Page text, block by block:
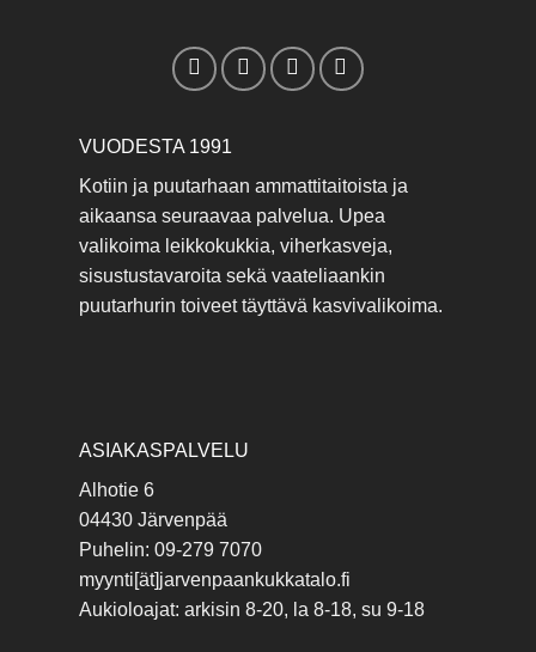
VUODESTA 1991
Kotiin ja puutarhaan ammattitaitoista ja
aikaansa seuraavaa palvelua. Upea
valikoima leikkokukkia, viherkasveja,
sisustustavaroita sekä vaateliaankin
puutarhurin toiveet täyttävä kasvivalikoima.
ASIAKASPALVELU
Alhotie 6
04430 Järvenpää
Puhelin: 09-279 7070
myynti[ät]jarvenpaankukkatalo.fi
Aukioloajat: arkisin 8-20, la 8-18, su 9-18